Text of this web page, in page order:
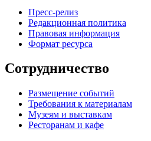
Пресс-релиз
Редакционная политика
Правовая информация
Формат ресурса
Сотрудничество
Размещение событий
Требования к материалам
Музеям и выставкам
Ресторанам и кафе